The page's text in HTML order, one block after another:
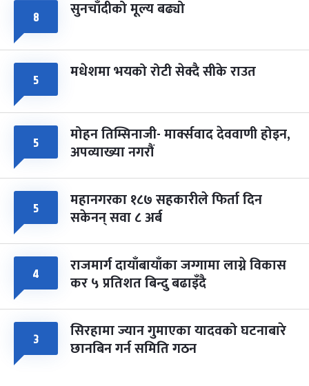
८ सुनचाँदीको मूल्य बढ्यो
५ मधेशमा भयको रोटी सेक्दै सीके राउत
५ मोहन तिम्सिनाजी- मार्क्सवाद देववाणी होइन,
अपव्याख्या नगरौं
५ महानगरका १८७ सहकारीले फिर्ता दिन
सकेनन् सवा ८ अर्ब
४ राजमार्ग दायाँबायाँका जग्गामा लाग्ने विकास
कर ५ प्रतिशत बिन्दु बढाइँदै
३ सिरहामा ज्यान गुमाएका यादवको घटनाबारे
छानबिन गर्न समिति गठन